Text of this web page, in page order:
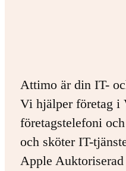
Attimo är din IT-
Vi hjälper företag i
företagstelefoni
och sköter IT-
Apple